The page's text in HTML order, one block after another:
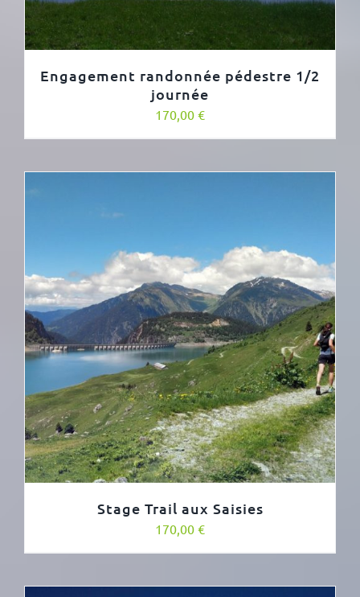
Engagement randonnée pédestre 1/2
journée
170,00 €
Stage Trail aux Saisies
170,00 €